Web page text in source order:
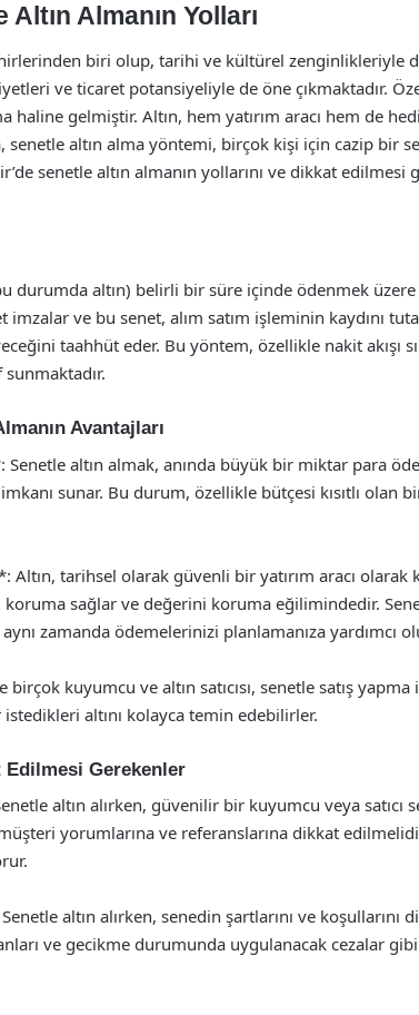
Almanın Yolları
biri olup, tarihi ve kültürel zenginlikleriyle
ve ticaret potansiyeliyle de öne çıkmaktadır.
haline gelmiştir. Altın, hem yatırım aracı hem de
senetle altın alma yöntemi, birçok kişi için cazip bir
senetle altın almanın yollarını ve dikkat edilmesi
durumda altın) belirli bir süre içinde ödenmek üzere
imzalar ve bu senet, alım satım işleminin kaydını
taahhüt eder. Bu yöntem, özellikle nakit akışı
Avantajları
Senetle altın almak, anında büyük bir miktar para
sunar. Bu durum, özellikle bütçesi kısıtlı olan
Altın, tarihsel olarak güvenli bir yatırım aracı
sağlar ve değerini koruma eğilimindedir.
zamanda ödemelerinizi planlamanıza yardımcı
kuyumcu ve altın satıcısı, senetle satış yapma
istedikleri altını kolayca temin edebilirler.
Edilmesi Gerekenler
altın alırken, güvenilir bir kuyumcu veya satıcı
yorumlarına ve referanslarına dikkat
altın alırken, senedin şartlarını ve koşullarını
ve gecikme durumunda uygulanacak cezalar